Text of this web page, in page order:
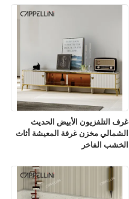
التلفزيون
غرف التلفزيون الأبيض الحديث
الشمالي مخزن غرفة المعيشة أثاث
الخشب الفاخر